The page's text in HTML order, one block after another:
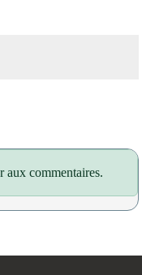
aux commentaires.